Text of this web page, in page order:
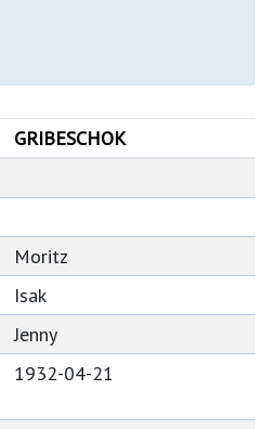
GRIBESCHOK
Moritz
Isak
Jenny
1932-04-21